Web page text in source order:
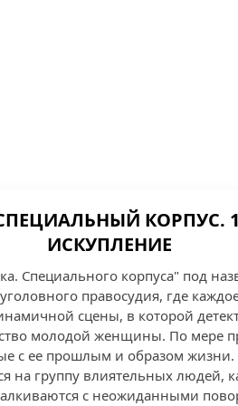
КОРПУС.
ИСКУПЛЕНИЕ
Специального корпуса" под
правосудия, где
сцены, в которой
молодой женщины. По мере
с ее прошлым и образом жизни.
на группу влиятельных людей,
с неожиданными